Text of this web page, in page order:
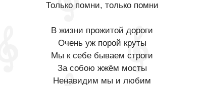
Только помни, только помни
В жизни прожитой дороги
Очень уж порой круты
Мы к себе бываем строги
За собою жжём мосты
Ненавидим мы и любим